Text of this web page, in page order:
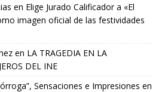
en Elige Jurado Calificador a «El
imagen oficial de las festividades
en LA TRAGEDIA EN LA
DEL INE
Sensaciones e Impresiones en